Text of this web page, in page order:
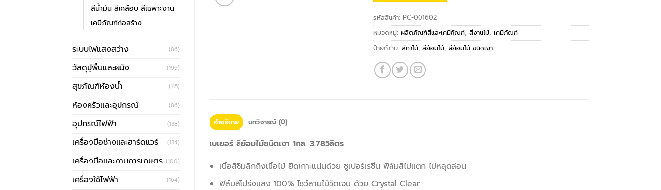
สีน้ำมัน สีเคลือบ สีเฉพาะงาน
เคมีภัณฑ์ก่อสร้าง
ระบบไฟแสงสว่าง (86)
วัสดุปูพื้นและผนัง (199)
สุขภัณฑ์ห้องน้ำ (115)
ห้องครัวและอุปกรณ์ (86)
อุปกรณ์ไฟฟ้า (138)
เครื่องมือช่างและฮาร์ดแวร์ (134)
เครื่องมือและงานการเกษตร (100)
เครื่องใช้ไฟฟ้า (164)
รหัสสินค้า:PC-001602
หมวดหมู่:ผลิตภัณฑ์สีและเคมีภัณฑ์,สีงานไม้,เคมีภัณฑ์
ป้ายกำกับ:สีทาไม้,สีย้อมไม้,สีย้อมไม้ ชนิดเงา
คำอธิบาย บทวิจารณ์ (0)
เบเยอร์ สีย้อมไม้ชนิดเงา 1กล. 3.785ลิตร
เนื้อสีซึมลึกถึงเนื้อไม้ ยึดเกาะแน่นด้วย ซูเปอร์เรซิ่น ฟิล์มสีไม่แตก ไม่หลุดล่อน
ฟิล์มสีโปร่งแสง 100% โชว์ลายไม้ชัดเจน ด้วย Crystal Clear